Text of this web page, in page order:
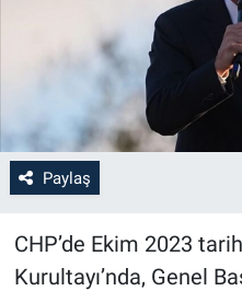
Paylaş
CHP’de Ekim 2023
Kurultayı’nda, Genel